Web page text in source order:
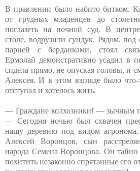
В правлении было набито битком.
от грудных младенцев до
поглазеть на ночной суд. В
столе, водрузили сундук. Рядом,
парней с берданками, стоял
Ермолай демонстративно усадил в
сидела прямо, не опуская головы, и
Алексея. И в этом взгляде было что-
отступал и хотелось жить.
— Граждане колхозники! — зычным
— Сегодня ночью был схвачен
нашу деревню под видом
Алексей Воронцов, сын
народа Семена Воронцова. Он
похитить незаконно спрятанные его